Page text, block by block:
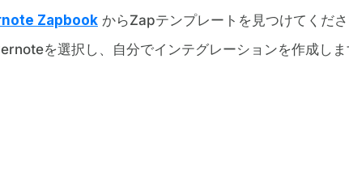
ZapbookからZapテンプレートを見つけてくださ
を選択し、自分でインテグレーションを作成しま